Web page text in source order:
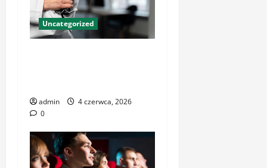
Uncategorized
admin
4 czerwca, 2026
0